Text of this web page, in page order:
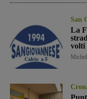
San
La
volti